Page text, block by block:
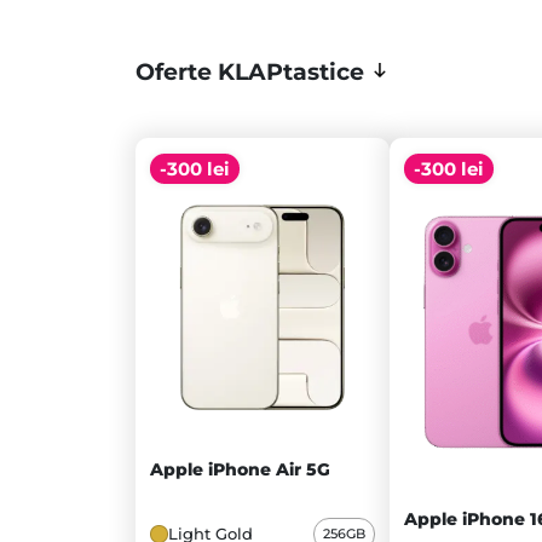
Oferte KLAPtastice
-300 lei
Apple iPhone Air 5G
Light Gold 256GB
-300 lei
Apple iPhone